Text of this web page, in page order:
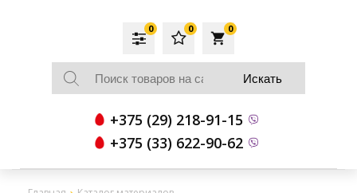
local_grocery_store
0
0
0
+375 (29) 218-91-15
+375 (33) 622-90-62